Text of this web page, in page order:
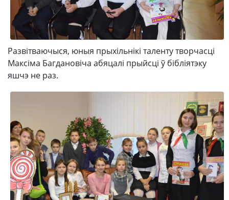
Развітваючыся, юныя прыхільнікі таленту творчасці
Максіма Багдановіча абяцалі прыйсці ў бібліятэку
яшчэ не раз.